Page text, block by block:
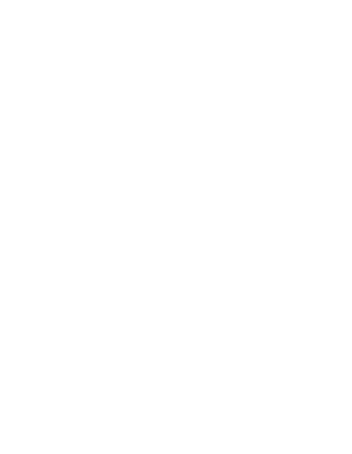
e das Comunidades Portuguesas.
de Camões e das Comunidades Portuguesas.
nacional do seu país.
Estados Unidos.
Gráu, ao receber as credenciais do ministro português, pediu que transmitisse ao
ocasião do falecimento do Presidente Getúlio Vargas.